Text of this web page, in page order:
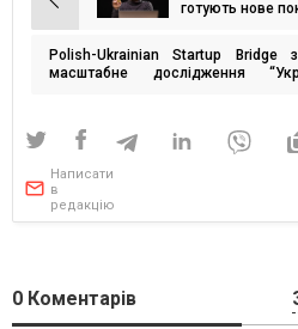
Навігація
записів
готують нове
Polish-Ukrainian Startup Bridge
масштабне дослідження
Написати
в
редакцію
0 Коментарів